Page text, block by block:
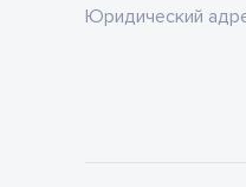
Юридический